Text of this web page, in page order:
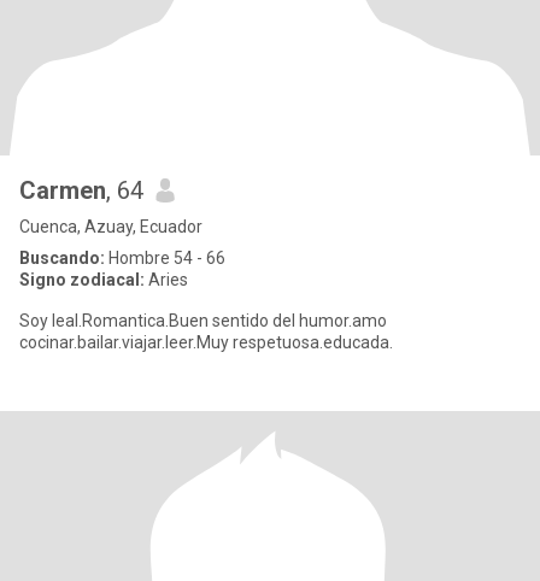
Carmen, 64
Cuenca, Azuay, Ecuador
Buscando: Hombre 54 - 66
Signo zodiacal: Aries
Soy leal.Romantica.Buen sentido del humor.amo
cocinar.bailar.viajar.leer.Muy respetuosa.educada.